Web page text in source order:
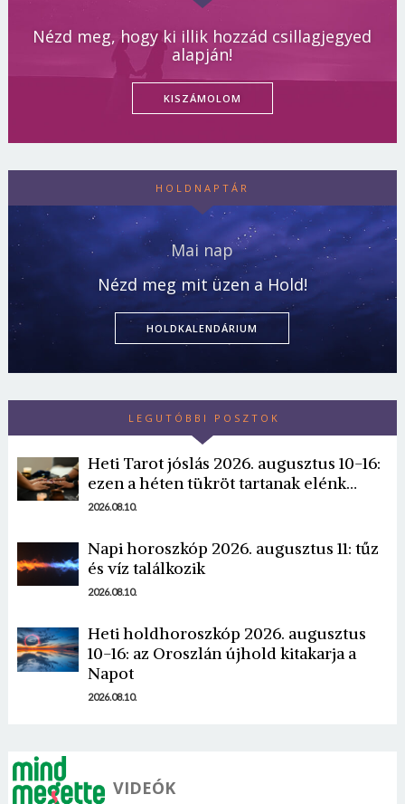
Nézd meg, hogy ki illik hozzád csillagjegyed
alapján!
KISZÁMOLOM
HOLDNAPTÁR
Mai nap
Nézd meg mit üzen a Hold!
HOLDKALENDÁRIUM
LEGUTÓBBI POSZTOK
Heti Tarot jóslás 2026. augusztus 10-16:
ezen a héten tükröt tartanak elénk…
2026.08.10.
Napi horoszkóp 2026. augusztus 11: tűz
és víz találkozik
2026.08.10.
Heti holdhoroszkóp 2026. augusztus
10-16: az Oroszlán újhold kitakarja a
Napot
2026.08.10.
VIDEÓK